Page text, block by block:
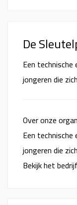
De
Een
jongeren die
Over onze
Een
jongeren die
Bekijk het bedrijf